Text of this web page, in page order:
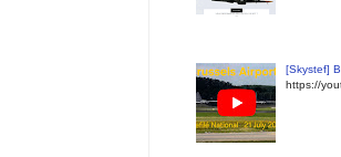
[Skystef]
https://